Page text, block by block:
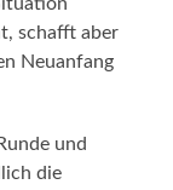
schafft aber
Neuanfang
und
die